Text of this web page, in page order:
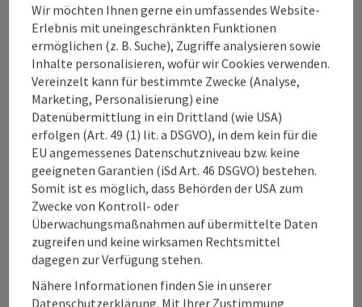
Alpenland Tourismus GmbH
Bahnhofstraße 2
4580 Windischgarsten
+43 50 360 360 360
info@360alpenland.com
InstagramFacebookYouTube
Wir möchten Ihnen gerne ein umfassendes Website-
Erlebnis mit uneingeschränkten Funktionen
ermöglichen (z. B. Suche), Zugriffe analysieren sowie
Inhalte personalisieren, wofür wir Cookies verwenden.
Vereinzelt kann für bestimmte Zwecke (Analyse,
Marketing, Personalisierung) eine
Datenübermittlung in ein Drittland (wie USA)
erfolgen (Art. 49 (1) lit. a DSGVO), in dem kein für die
EU angemessenes Datenschutzniveau bzw. keine
geeigneten Garantien (iSd Art. 46 DSGVO) bestehen.
Somit ist es möglich, dass Behörden der USA zum
Zwecke von Kontroll- oder
Überwachungsmaßnahmen auf übermittelte Daten
zugreifen und keine wirksamen Rechtsmittel
dagegen zur Verfügung stehen.
Nähere Informationen finden Sie in unserer
Datenschutzerklärung. Mit Ihrer Zustimmung